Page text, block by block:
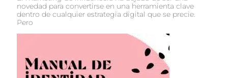
novedad para convertirse en una herramienta clave
dentro de cualquier estrategia digital que se precie.
Pero